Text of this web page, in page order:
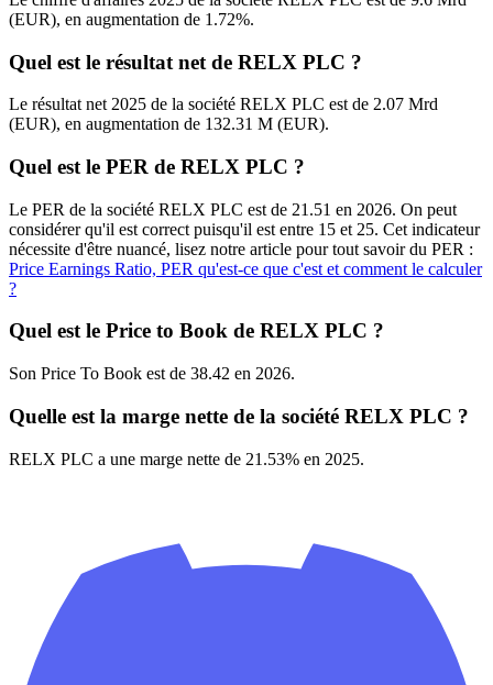
(EUR), en augmentation de 1.72%.
Quel est le résultat net de RELX PLC ?
Le résultat net 2025 de la société RELX PLC est de 2.07 Mrd
(EUR), en augmentation de 132.31 M (EUR).
Quel est le PER de RELX PLC ?
Le PER de la société RELX PLC est de 21.51 en 2026. On peut
considérer qu'il est correct puisqu'il est entre 15 et 25. Cet indicateur
nécessite d'être nuancé, lisez notre article pour tout savoir du PER :
Price Earnings Ratio, PER qu'est-ce que c'est et comment le calculer
?
Quel est le Price to Book de RELX PLC ?
Son Price To Book est de 38.42 en 2026.
Quelle est la marge nette de la société RELX PLC ?
RELX PLC a une marge nette de 21.53% en 2025.